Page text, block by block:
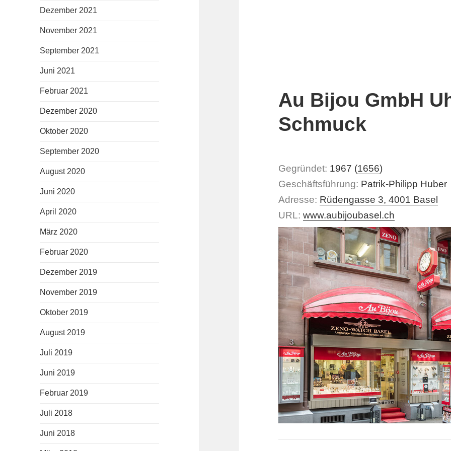
Dezember 2021
November 2021
September 2021
Juni 2021
Februar 2021
Dezember 2020
Oktober 2020
September 2020
August 2020
Juni 2020
April 2020
März 2020
Februar 2020
Dezember 2019
November 2019
Oktober 2019
August 2019
Juli 2019
Juni 2019
Februar 2019
Juli 2018
Juni 2018
Au Bijou GmbH
Schmuck
Gegründet: 1967 (1656)
Geschäftsführung: Patrik-Philipp Huber
Adresse: Rüdengasse 3, 4001 Basel
URL: www.aubijoubasel.ch